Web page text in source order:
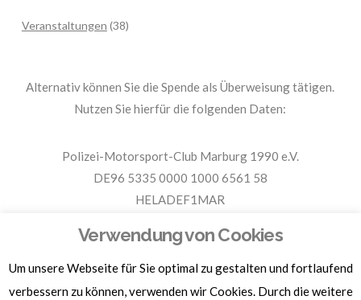
Veranstaltungen (38)
Alternativ können Sie die Spende als Überweisung tätigen.
Nutzen Sie hierfür die folgenden Daten:
Polizei-Motorsport-Club Marburg 1990 e.V.
DE96 5335 0000 1000 6561 58
HELADEF1MAR
Für Spendenbescheinigungen, Sachspenden und weitere
Informationen, hier klicken.
Verwendung von Cookies
Um unsere Webseite für Sie optimal zu gestalten und fortlaufend
verbessern zu können, verwenden wir Cookies. Durch die weitere